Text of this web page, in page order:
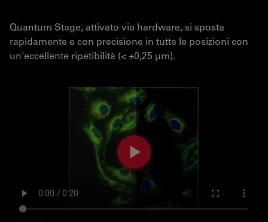
Quantum Stage, attivato via hardware, si sposta
rapidamente e con precisione in tutte le posizioni con
un'eccellente ripetibilità (< ±0,25 µm).